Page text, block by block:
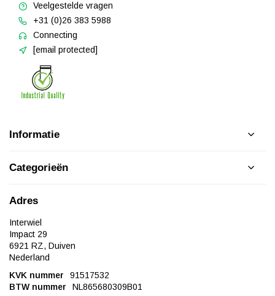
Veelgestelde vragen
+31 (0)26 383 5988
Connecting
[email protected]
Informatie
Categorieën
Adres
Interwiel
Impact 29
6921 RZ, Duiven
Nederland
KVK nummer
91517532
BTW nummer
NL865680309B01